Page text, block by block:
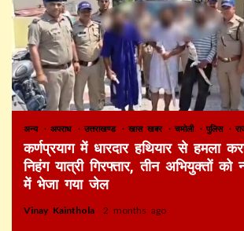
अन्य अपराध उत्तराखण्ड खास खबर चमोली पुलिस
कर्णप्रयाग में धारदार हथियार से हमला
निहंग यात्री गिरफ्तार, तीन अभियुक्तों को
में भेजा गया जेल
Vinay Kainthola 2 months ago